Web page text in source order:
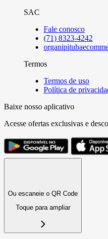
SAC
Fale conosco
(71) 8323-4242
Termos
Termos de uso
Política de
Baixe nosso aplicativo
Acesse ofertas exclusivas e
Ou escaneie o QR Code
Toque para ampliar